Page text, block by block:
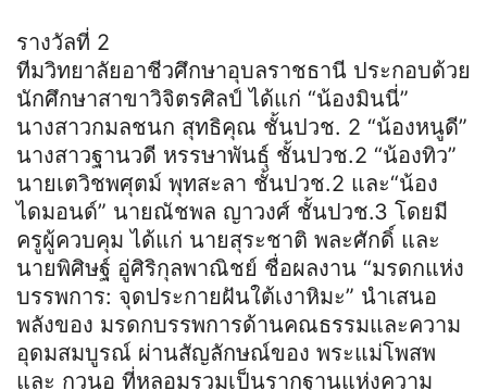
รางวัลที่ 2
ทีมวิทยาลัยอาชีวศึกษาอุบลราชธานี ประกอบด้วย
นักศึกษาสาขาวิจิตรศิลป์ ได้แก่ “น้องมินนี่”
นางสาวกมลชนก สุทธิคุณ ชั้นปวช. 2 “น้องหนูดี”
นางสาวฐานวดี หรรษาพันธุ์ ชั้นปวช.2 “น้องทิว”
นายเตวิชพศุตม์ พุทสะลา ชั้นปวช.2 และ“น้อง
ไดมอนด์” นายณัชพล ญาวงศ์ ชั้นปวช.3 โดยมี
ครูผู้ควบคุม ได้แก่ นายสุระชาติ พละศักดิ์ และ
นายพิศิษฐ์ อู่ศิริกุลพาณิชย์ ชื่อผลงาน “มรดกแห่ง
บรรพการ: จุดประกายฝันใต้เงาหิมะ” นำเสนอ
พลังของ มรดกบรรพการด้านคณธรรมและความ
อุดมสมบูรณ์ ผ่านสัญลักษณ์ของ พระแม่โพสพ
และ กวนอู ที่หลอมรวมเป็นรากฐานแห่งความ